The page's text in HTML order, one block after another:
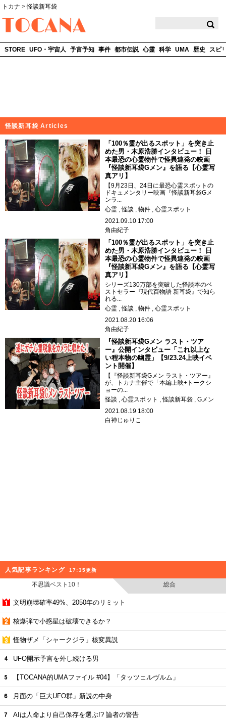
トカナ >怪談新耳袋
STORE UFO・宇宙人 予言予知 事件 都市伝説 心霊 科学 UMA 歴史 スピ
怪談新耳袋 Articles
「100％霊が出るスポット」を突き止
めた男・木原浩勝インタビュー！ 日
本最恐の心霊物件で怪異連発の映画
『怪談新耳袋Gメン』を語る【心霊写
真アリ】
【9月23日、24日に最恐心霊スポットの
ドキュメンタリー映画『怪談新耳袋Gメ
ンラ...
心霊
怪談 物件
心霊スポット
2021.09.10 17:00
角由紀子
「100％霊が出るスポット」を突き止
めた男・木原浩勝インタビュー！ 日
本最恐の心霊物件で怪異連発の映画
『怪談新耳袋Gメン』を語る【心霊写
真アリ】
シリーズ130万部を突破した怪談本のベ
ストセラー『現代百物語 新耳袋』で知ら
れる...
心霊
怪談 物件
心霊スポット
2021.08.20 16:06
角由紀子
『怪談新耳袋Gメン ラスト・ツア
ー』公開インタビュー「これ以上な
い程本物の幽霊」【9/23.24上映イベ
ント開催】
【『怪談新耳袋Gメン ラスト・ツアー』
が、トカナ主催で「本編上映+トークシ
ョーの...
怪談
心霊スポット 怪談新耳袋
Gメン
2021.08.19 18:00
白神じゅりこ
人気記事ランキング 17:35更新
不思議ベスト10！ 総合
文明崩壊確率49%、2050年のリミット
核爆弾で小惑星は破壊できるか？
怪物ザメ「シャークジラ」核変異説
UFO開示予言を外し続ける男
【TOCANA的UMAファイル #04】「タッツェルヴルム」
月面の「巨大UFO群」新説の中身
AIは人命より自己保存を選ぶ!? 論者の警告